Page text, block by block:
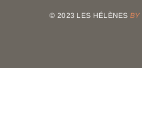
© 2023 LES HÉLÈNESBY